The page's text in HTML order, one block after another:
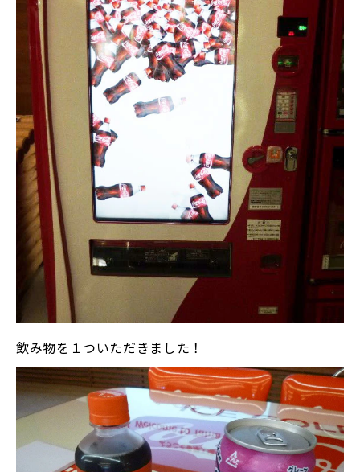
飲み物を１ついただきました！